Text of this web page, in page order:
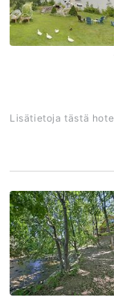
Lisätietoja tästä